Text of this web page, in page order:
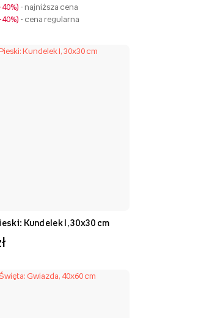
-40% - najniższa cena
-40% - cena regularna
Kundelek I, 30x30 cm